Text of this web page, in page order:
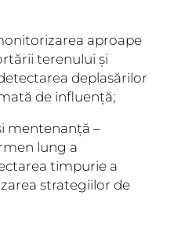
aproape
terenului și
deplasărilor
de influență;
mentenanță –
lung a
timpurie a
strategiilor de